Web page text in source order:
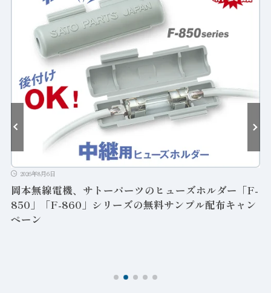
2026年8月6日
岡本無線電機、サトーパーツのヒューズホルダー「F-
850」「F-860」シリーズの無料サンプル配布キャン
ペーン